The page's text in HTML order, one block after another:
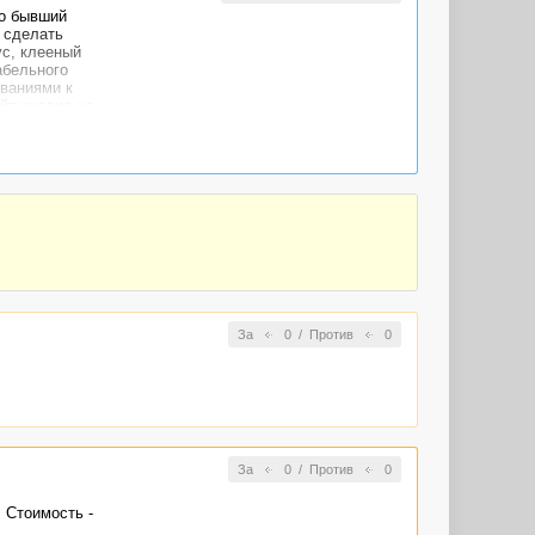
бывший
клееный
к
в
и многим
За 0/ Против 0
За 0/ Против 0
Стоимость -